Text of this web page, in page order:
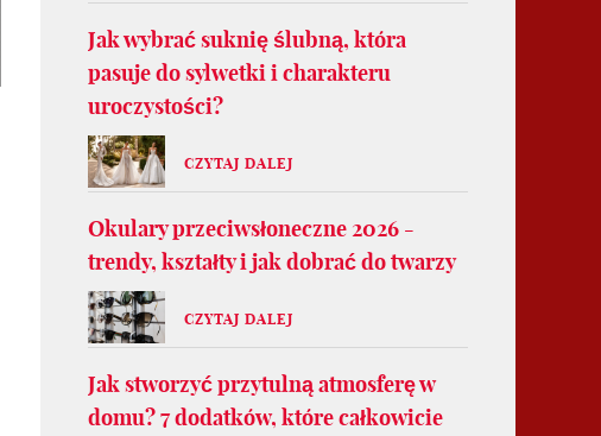
Jak wybrać suknię ślubną, która
pasuje do sylwetki i charakteru
uroczystości?
CZYTAJ DALEJ
Okulary przeciwsłoneczne 2026 -
trendy, kształty i jak dobrać do twarzy
CZYTAJ DALEJ
Jak stworzyć przytulną atmosferę w
domu? 7 dodatków, które całkowicie